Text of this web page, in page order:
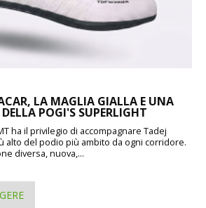
LA MAGLIA GIALLA E UNA
POGI'S SUPERLIGHT
ha il privilegio di accompagnare Tadej
alto del podio più ambito da ogni corridore.
diversa, nuova,...